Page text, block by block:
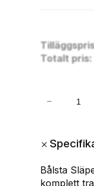
Totalt pris:
5
0
−
+
Bålsta
komplett